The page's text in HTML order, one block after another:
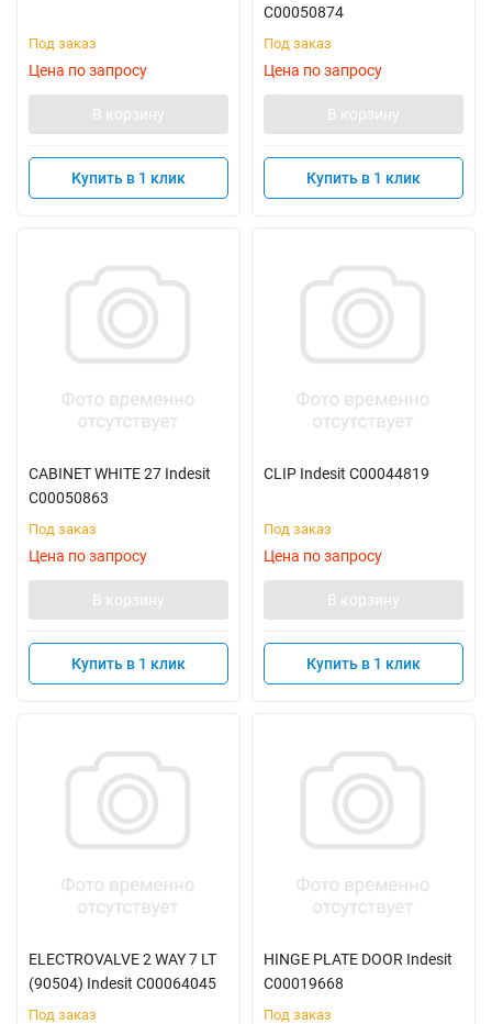
Под заказ
Цена по запросу
В корзину
Купить в 1 клик
C00050874
Под заказ
Цена по запросу
В корзину
Купить в 1 клик
CABINET WHITE 27 Indesit
C00050863
Под заказ
Цена по запросу
В корзину
Купить в 1 клик
CLIP Indesit C00044819
Под заказ
Цена по запросу
В корзину
Купить в 1 клик
ELECTROVALVE 2 WAY 7 LT
(90504) Indesit C00064045
Под заказ
HINGE PLATE DOOR Indesit
C00019668
Под заказ